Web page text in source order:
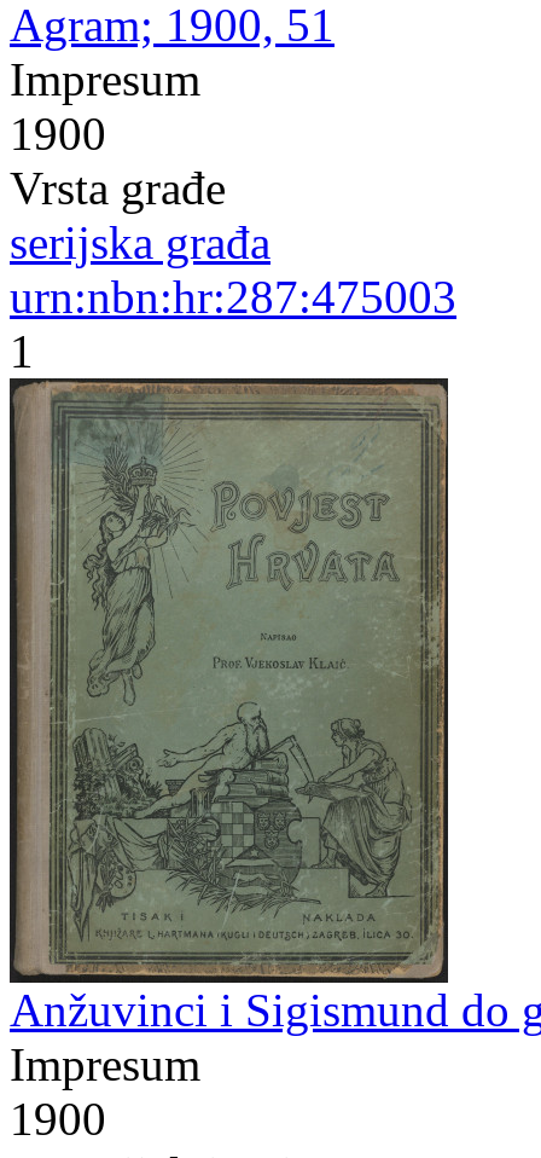
Agram; 1900, 51
Impresum
1900
Vrsta građe
serijska građa
urn:nbn:hr:287:475003
1
Anžuvinci i Sigismund do
Impresum
1900